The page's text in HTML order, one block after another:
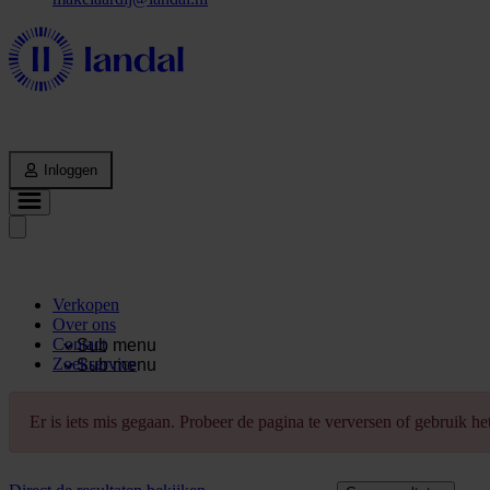
Inloggen
Verkopen
Over ons
Sub menu
Contact
Sub menu
Zoekservice
Er is iets mis gegaan. Probeer de pagina te verversen of gebruik